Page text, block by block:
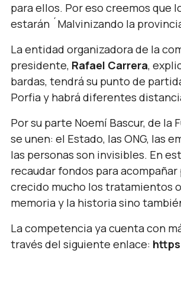
para ellos. Por eso creemos que
estarán ´Malvinizando la
La entidad organizadora de la
presidente, Rafael Carrera,
bardas, tendrá su punto de
Porfia y habrá diferentes
Por su parte Noemí Bascur, de la
se unen: el Estado, las ONG, las
las personas son invisibles. En
recaudar fondos para
crecido mucho los tratamientos
memoria y la historia sino
La competencia ya cuenta con
través del siguiente enlace: